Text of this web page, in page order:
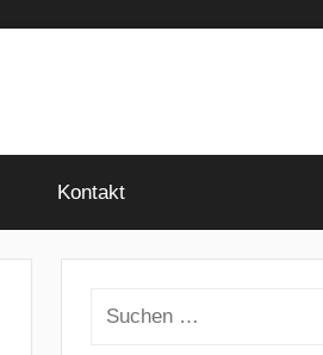
Kontakt
Suchen